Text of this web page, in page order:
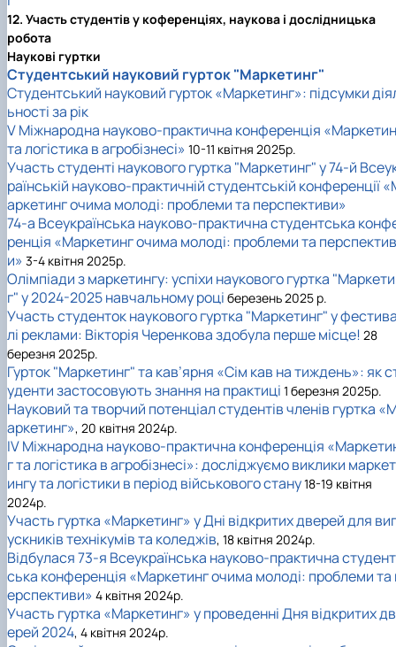
12. Участь студентів у коференціях, наукова і дослідницька
робота
Наукові гуртки
Студентський науковий гурток "Маркетинг"
Студентський науковий гурток «Маркетинг»: підсумки
ьності за рік
V Міжнародна науково-практична конференція
та логістика в агробізнесі» 10-11 квітня 2025р.
Участь студенті наукового гуртка "Маркетинг" у 74-й
раїнській науково-практичній студентській конференції
аркетинг очима молоді: проблеми та перспективи»
74-а Всеукраїнська науково-практична студентська
ренція «Маркетинг очима молоді: проблеми та перспектив
и» 3-4 квітня 2025р.
Олімпіади з маркетингу: успіхи наукового гуртка
г" у 2024-2025 навчальному році березень 2025 р.
Участь студенток наукового гуртка "Маркетинг" у
лі реклами: Вікторія Черенкова здобула перше місце! 28
березня 2025р.
Гурток "Маркетинг" та кав’ярня «Сім кав на тиждень»: як
уденти застосовують знання на практиці 1 березня 2025р.
Науковий та творчий потенціал студентів членів гуртка
аркетинг», 20 квітня 2024р.
IV Міжнародна науково-практична конференція
г та логістика в агробізнесі»: досліджуємо виклики маркет
ингу та логістики в період військового стану18-19 квітня
2024р.
Участь гуртка «Маркетинг» у Дні відкритих дверей для
ускників технікумів та коледжів, 18 квітня 2024р.
Відбулася 73-я Всеукраїнська науково-практична студент
ська конференція «Маркетинг очима молоді: проблеми та
ерспективи» 4 квітня 2024р.
Участь гуртка «Маркетинг» у проведенні Дня відкритих дв
ерей 2024, 4 квітня 2024р.